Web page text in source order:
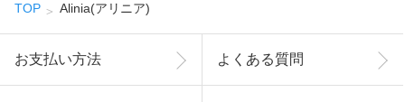
TOP Alinia(アリニア)
お支払い方法 よくある質問